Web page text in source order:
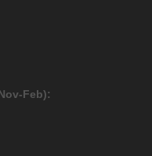
Feb):